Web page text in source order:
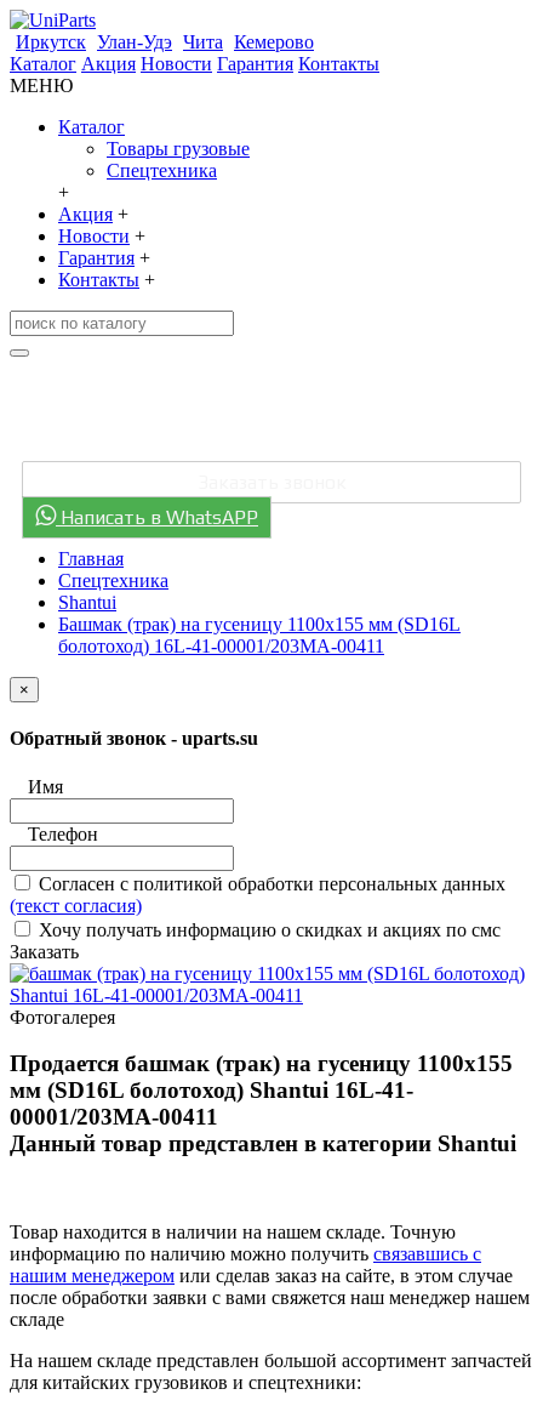
Иркутск Улан-Удэ Чита Кемерово
Каталог Акция Новости Гарантия Контакты
МЕНЮ
Каталог
Товары грузовые
Спецтехника
+
Акция +
Новости +
Гарантия +
Контакты +
Написать в WhatsAPP
Главная
Спецтехника
Shantui
Башмак (трак) на гусеницу 1100x155 мм (SD16L
болотоход) 16L-41-00001/203MA-00411
×
Обратный звонок - uparts.su
Имя
Телефон
Согласен с политикой обработки персональных данных
(текст согласия)
Хочу получать информацию о скидках и акциях по смс
Заказать
Фотогалерея
Продается башмак (трак) на гусеницу 1100x155
мм (SD16L болотоход) Shantui 16L-41-
00001/203MA-00411
Данный товар представлен в категории Shantui
Товар находится в наличии на нашем складе. Точную
информацию по наличию можно получить связавшись с
нашим менеджером или сделав заказ на сайте, в этом случае
после обработки заявки с вами свяжется наш менеджер нашем
складе
На нашем складе представлен большой ассортимент запчастей
для китайских грузовиков и спецтехники: